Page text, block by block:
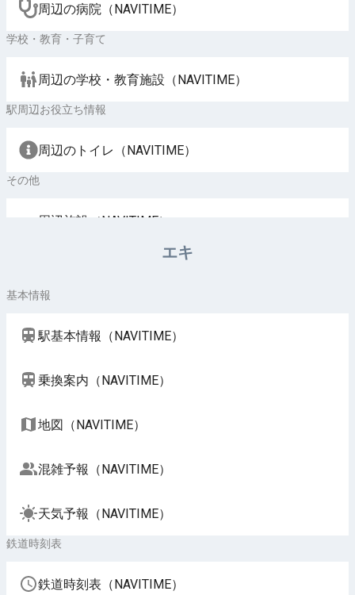
周辺の病院（NAVITIME）
学校・教育・子育て
周辺の学校・教育施設（NAVITIME）
駅周辺お役立ち情報
周辺のトイレ（NAVITIME）
その他
周辺施設（NAVITIME）
エキ
基本情報
駅基本情報（NAVITIME）
乗換案内（NAVITIME）
地図（NAVITIME）
混雑予報（NAVITIME）
天気予報（NAVITIME）
鉄道時刻表
鉄道時刻表（NAVITIME）